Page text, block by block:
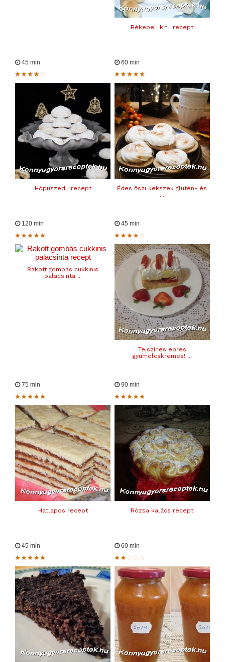
Békebeli kifli recept
45 min
Hópuszedli recept
60 min
Édes őszi kekszek glutén- és
...
120 min
Rakott gombás cukkinis
palacsinta ...
45 min
Tejszínes epres
gyümölcskrémes! ...
75 min
Hatlapos recept
90 min
Rózsa kalács recept
45 min 60 min